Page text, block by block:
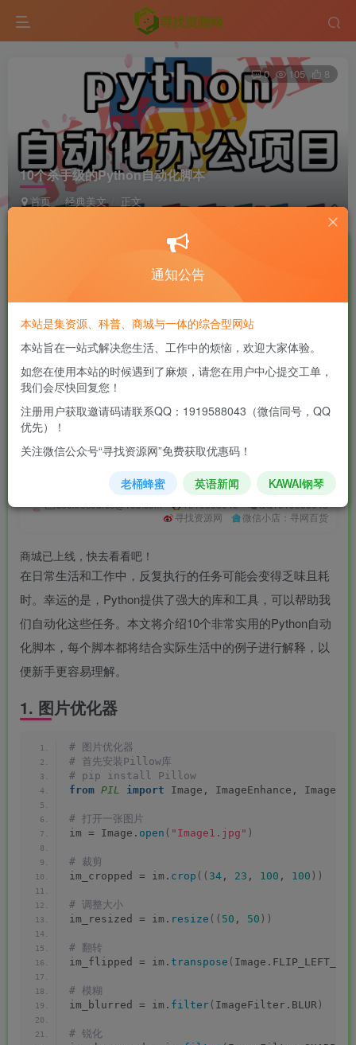
10个杀手级的Python自动化脚本
首页 经典美文 正文
0 105 8
良好 · 560
此内容为付费阅读，请付费后查看
3
黄金会员￥2 钻石会员￥1
立即购买
您当前未登录！建议登陆后购买，可保存购买订单
seekresource@163.com
1919588043
QQ1919588043
寻找资源网
微信小店：寻网百货
商城已上线，快去看看吧！
在日常生活和工作中，反复执行的任务可能会变得乏味且耗
时。幸运的是，Python提供了强大的库和工具，可以帮助我
们自动化这些任务。本文将介绍10个非常实用的Python自动
化脚本，每个脚本都将结合实际生活中的例子进行解释，以
便新手更容易理解。
1. 图片优化器
# 图片优化器
# 首先安装Pillow库
# pip install Pillow
from PIL import Image, ImageEnhance,
# 打开一张图片
im = Image. open ( "Image1.jpg" )
# 裁剪
im_cropped = im. crop (( 34 , 23 , 100 , 100 ))
# 调整大小
im_resized = im. resize (( 50 , 50 ))
# 翻转
im_flipped = im. transpose (
# 模糊
im_blurred = im. filter ( ImageFilter.BLUR )
# 锐化
通知公告
本站是集资源、科普、商城与一体的综合型网站
本站旨在一站式解决您生活、工作中的烦恼，欢迎大家体验。
如您在使用本站的时候遇到了麻烦，请您在用户中心提交工单，
我们会尽快回复您！
注册用户获取邀请码请联系QQ：1919588043（微信同号，QQ
优先）！
关注微信公众号“寻找资源网”免费获取优惠码！
老桶蜂蜜 英语新闻 KAWAI钢琴